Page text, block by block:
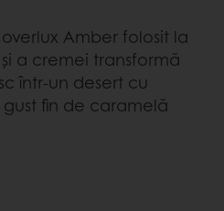
Amber folosit la
a cremei transformă
într-un desert cu
fin de caramelă